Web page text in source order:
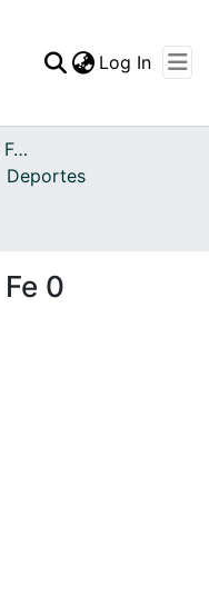
Statistics
Log In
Archivo del Patrimonio Fotográfico y Fílmico del Valle del Cauca
Deportes
0